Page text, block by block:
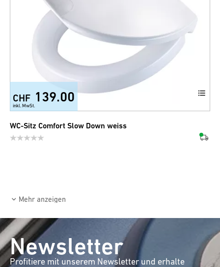
CHF 139.00
inkl. MwSt.
WC-Sitz Comfort Slow Down weiss
Mehr anzeigen
Newsletter
Profitiere mit unserem Newsletter und erhalte